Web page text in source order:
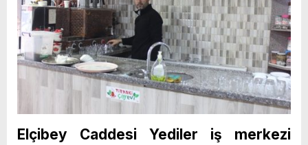
Elçibey Caddesi Yediler iş merkezi